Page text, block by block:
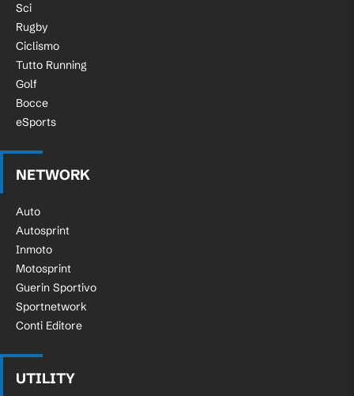
Sci
Rugby
Ciclismo
Tutto Running
Golf
Bocce
eSports
NETWORK
Auto
Autosprint
Inmoto
Motosprint
Guerin Sportivo
Sportnetwork
Conti Editore
UTILITY